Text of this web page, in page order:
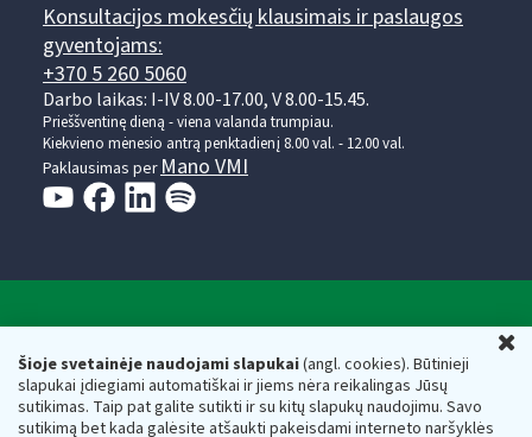
Šioje svetainėje naudojami slapukai(angl. cookies). Būtinieji
slapukai įdiegiami automatiškai ir jiems nėra reikalingas Jūsų
sutikimas. Taip pat galite sutikti ir su kitų slapukų naudojimu. Savo
sutikimą bet kada galėsite atšaukti pakeisdami interneto naršyklės
Konsultacijos mokesčių klausimais ir paslaugos
gyventojams:
+370 5 260 5060
Darbo laikas: I-IV 8.00-17.00, V 8.00-15.45.
Prieššventinę dieną - viena valanda trumpiau.
Kiekvieno mėnesio antrą penktadienį 8.00 val. - 12.00 val.
Paklausimas per Mano VMI
Respublikos finansų ministerijos
Biudžetinė įstaiga. Juridinio asmens kodas — 188659752,
adresas: Vasario 16-osios g. 14, 01107 Vilnius, Lietuva, el.paštas: